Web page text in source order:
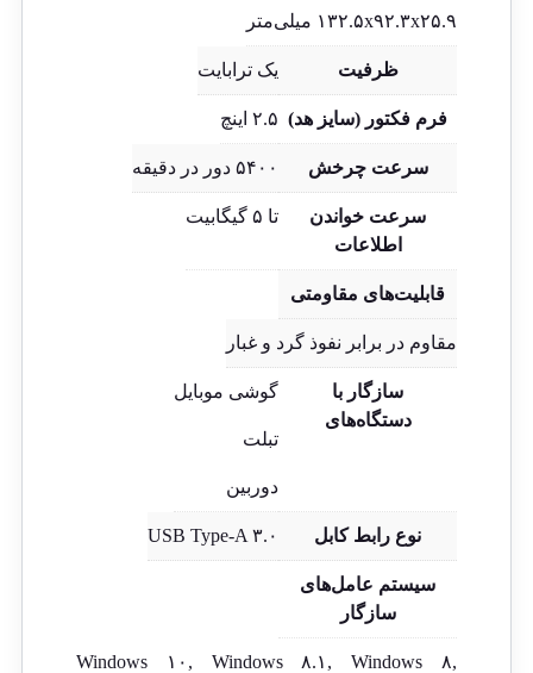
۱۳۲.۵x۹۲.۳x۲۵.۹ میلی‌متر
ظرفیت یک ترابایت
فرم فکتور (سایز هد) ۲.۵ اینچ
سرعت چرخش ۵۴۰۰ دور در دقیقه
سرعت خواندن
اطلاعات
تا ۵ گیگابیت
قابلیت‌های مقاومتی
مقاوم در برابر نفوذ گرد و غبار
سازگار با
دستگاه‌های
گوشی موبایل
تبلت
دوربین
نوع رابط کابل USB Type-A ۳.۰
سیستم‌ عامل‌های
سازگار
Windows ۱۰, Windows ۸.۱, Windows ۸,